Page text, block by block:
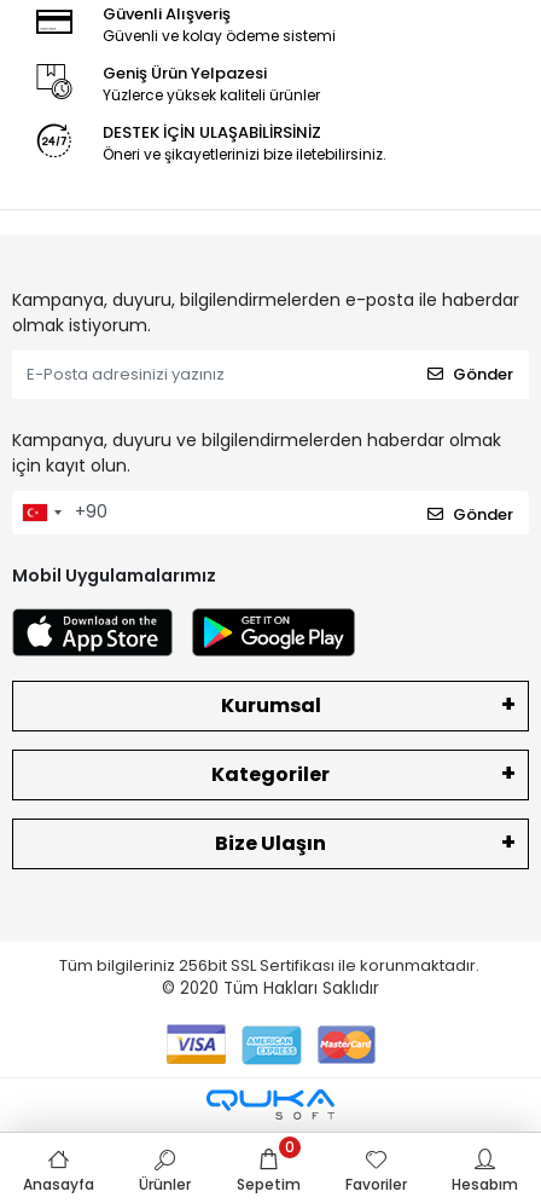
Güvenli Alışveriş
Güvenli ve kolay ödeme sistemi
Geniş Ürün Yelpazesi
Yüzlerce yüksek kaliteli ürünler
DESTEK İÇİN ULAŞABİLİRSİNİZ
Öneri ve şikayetlerinizi bize iletebilirsiniz.
Kampanya, duyuru, bilgilendirmelerden e-posta ile haberdar
olmak istiyorum.
Gönder
Kampanya, duyuru ve bilgilendirmelerden haberdar olmak
için kayıt olun.
Gönder
Mobil Uygulamalarımız
Kurumsal
Kategoriler
Bize Ulaşın
Tüm bilgileriniz 256bit SSL Sertifikası ile korunmaktadır.
© 2020 Tüm Hakları Saklıdır
Anasayfa Ürünler Sepetim
0
Favoriler
Hesabım